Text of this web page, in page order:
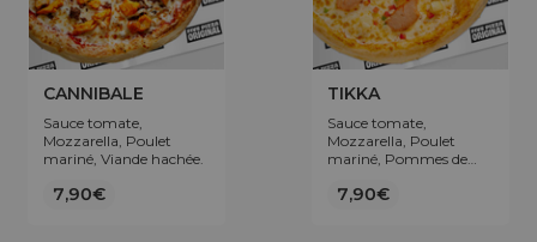
CANNIBALE
Sauce tomate,
Mozzarella, Poulet
mariné, Viande hachée.
7,90€
TIKKA
Sauce tomate,
Mozzarella, Poulet
mariné, Pommes de
7,90€